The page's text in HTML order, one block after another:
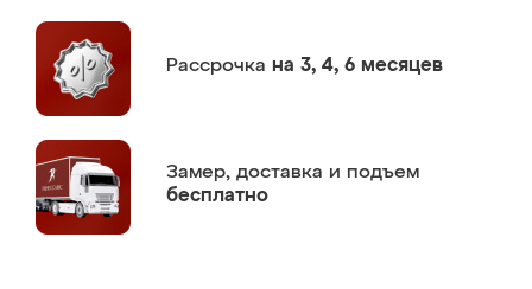
Рассрочка на 3, 4, 6 месяцев
Замер, доставка и подъем
бесплатно